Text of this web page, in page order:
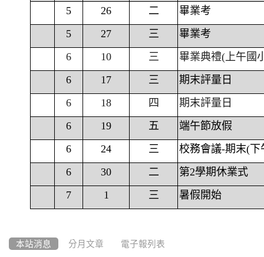
5
26 二
畢業考
5
27 三
畢業考
6
10 三
畢業典禮(上午國
6
17 三
期末評量日
6
18 四
期末評量日
6
19 五
端午節放假
6
24 三
校務會議-期末(下
6
30 二
第2學期休業式
7
1 三 暑假開始
本站消息 分月文章 電子報列表